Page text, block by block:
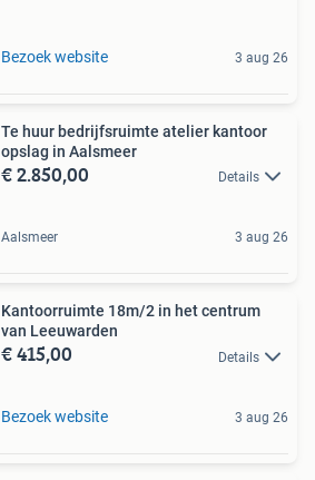
Bezoek website 3 aug 26
Te huur bedrijfsruimte atelier kantoor
opslag in Aalsmeer
€ 2.850,00 Details
Aalsmeer 3 aug 26
Kantoorruimte 18m/2 in het centrum
van Leeuwarden
€ 415,00 Details
Bezoek website 3 aug 26